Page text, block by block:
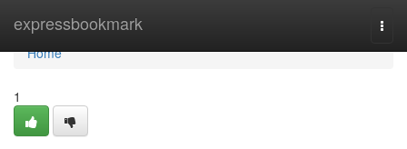
expressbookmark
Home
Home
1